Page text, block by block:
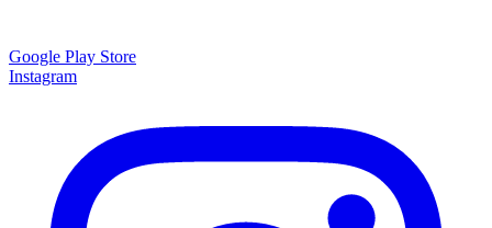
Google Play Store
Instagram